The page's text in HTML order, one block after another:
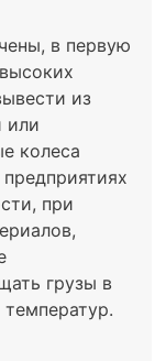
в первую
из
или
колеса
при
грузы в